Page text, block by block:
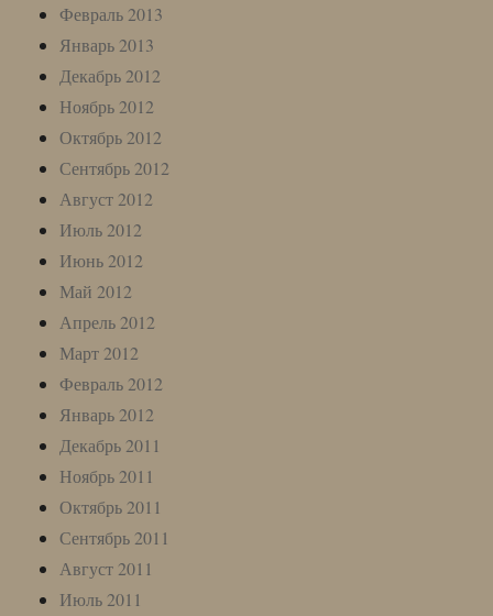
Февраль 2013
Январь 2013
Декабрь 2012
Ноябрь 2012
Октябрь 2012
Сентябрь 2012
Август 2012
Июль 2012
Июнь 2012
Май 2012
Апрель 2012
Март 2012
Февраль 2012
Январь 2012
Декабрь 2011
Ноябрь 2011
Октябрь 2011
Сентябрь 2011
Август 2011
Июль 2011